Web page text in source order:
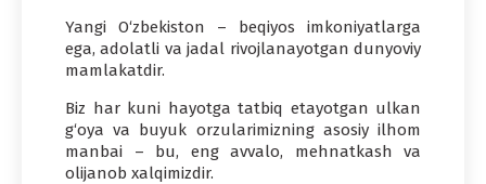
Yangi O‘zbekiston – beqiyos imkoniyatlarga
ega, adolatli va jadal rivojlanayotgan dunyoviy
mamlakatdir.
Biz har kuni hayotga tatbiq etayotgan ulkan
g‘oya va buyuk orzularimizning asosiy ilhom
manbai – bu, eng avvalo, mehnatkash va
olijanob xalqimizdir.